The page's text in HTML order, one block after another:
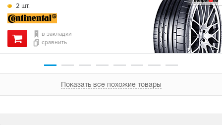
2 шт.
в закладки
сравнить
Показать все похожие товары